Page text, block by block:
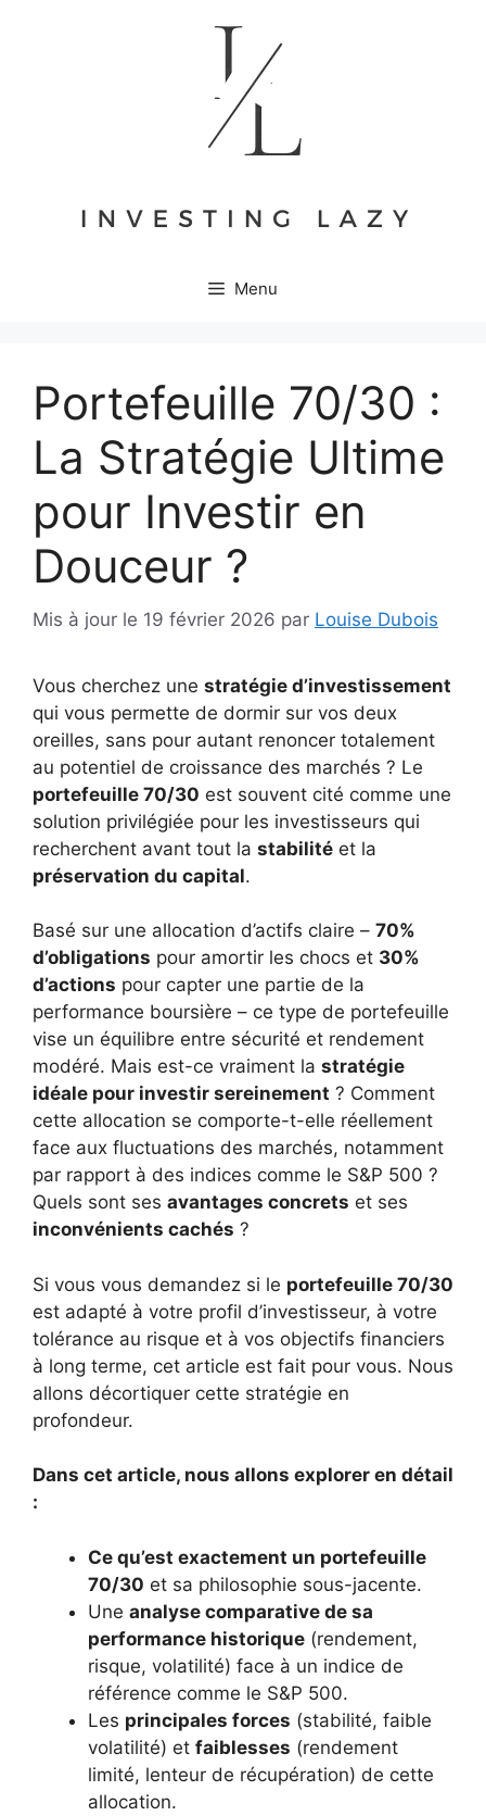
Menu
Portefeuille 70/30 :
La Stratégie Ultime
pour Investir en
Douceur ?
Mis à jour le 19 février 2026 par Louise Dubois
Vous cherchez une stratégie d’investissement
qui vous permette de dormir sur vos deux
oreilles, sans pour autant renoncer totalement
au potentiel de croissance des marchés ? Le
portefeuille 70/30 est souvent cité comme une
solution privilégiée pour les investisseurs qui
recherchent avant tout la stabilité et la
préservation du capital.
Basé sur une allocation d’actifs claire – 70%
d’obligations pour amortir les chocs et 30%
d’actions pour capter une partie de la
performance boursière – ce type de portefeuille
vise un équilibre entre sécurité et rendement
modéré. Mais est-ce vraiment la stratégie
idéale pour investir sereinement ? Comment
cette allocation se comporte-t-elle réellement
face aux fluctuations des marchés, notamment
par rapport à des indices comme le S&P 500 ?
Quels sont ses avantages concrets et ses
inconvénients cachés ?
Si vous vous demandez si le portefeuille 70/30
est adapté à votre profil d’investisseur, à votre
tolérance au risque et à vos objectifs financiers
à long terme, cet article est fait pour vous. Nous
allons décortiquer cette stratégie en
profondeur.
Dans cet article, nous allons explorer en détail
:
Ce qu’est exactement un portefeuille
70/30 et sa philosophie sous-jacente.
Une analyse comparative de sa
performance historique (rendement,
risque, volatilité) face à un indice de
référence comme le S&P 500.
Les principales forces (stabilité, faible
volatilité) et faiblesses (rendement
limité, lenteur de récupération) de cette
allocation.